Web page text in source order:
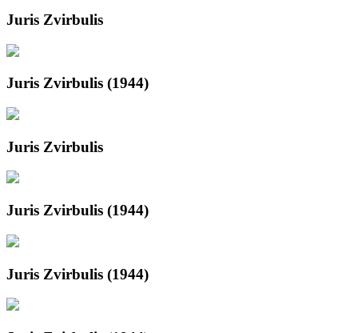
Juris Zvirbulis
Juris Zvirbulis (1944)
Juris Zvirbulis
Juris Zvirbulis (1944)
Juris Zvirbulis (1944)